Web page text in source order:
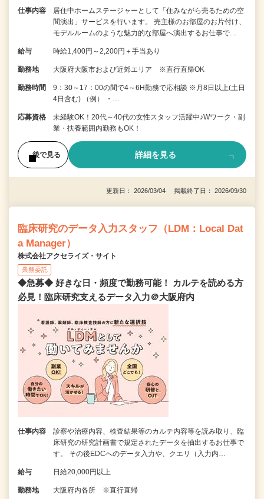
仕事内容
居住中ホームステージャーとして「住みながら売るための空
間演出」サービスを行います。 売主様のお部屋のお片付け、
モデルルームのような魅力的な部屋へ演出するお仕事で…
給与 時給1,400円～2,200円＋手当あり
勤務地 大阪府大阪市および近郊エリア ※直行直帰OK
勤務時間
9：30～17：00の間で4～6H勤務で応相談 ※月8日以上(土日
4日含む) （例） ・…
応募資格
未経験OK！20代～40代の女性スタッフ活躍中♪Wワーク・副
業・扶養範囲内勤務もOK！
後で見る 詳細を見る
更新日： 2026/03/04 掲載終了日： 2026/09/30
臨床研究のデータ入力スタッフ（LDM：Local Dat
a Manager）
株式会社アクセライズ・サイト
業務委託
◆急募◆ 好きな日・頻度で勤務可能！ カルテを読める方
必見！臨床研究支えるデータ入力＠大阪府内
仕事内容
診察や治療内容、検査結果等のカルテ内容等を読み取り、臨
床研究の研究計画書で規定されたデータを抽出するお仕事で
す。 その後EDCへのデータ入力や、クエリ（入力内…
給与 日給20,000円以上
勤務地 大阪府内各所 ※直行直帰